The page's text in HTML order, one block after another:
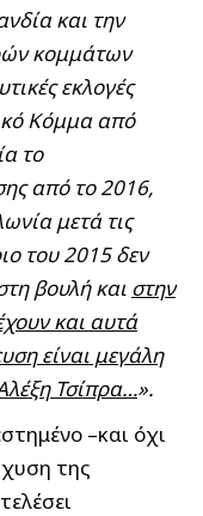
και την
κομμάτων
εκλογές
Κόμμα από
το
από το 2016,
μετά τις
του 2015 δεν
βουλή και στην
και αυτά
είναι μεγάλη
Τσίπρα…».
–και όχι
της